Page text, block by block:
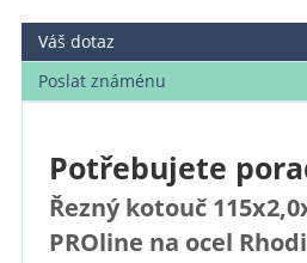
Váš dotaz
Poslat známénu
Potřebujete
Řezný kotouč
PROline na ocel